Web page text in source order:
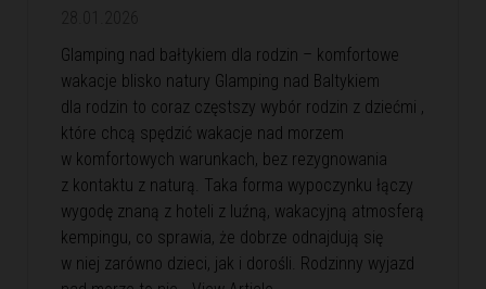
Glamping nad bałtykiem dla rodzin – komfortowe
wakacje blisko natury Glamping nad Baltykiem
dla rodzin to coraz częstszy wybór rodzin z dziećmi ,
które chcą spędzić wakacje nad morzem
w komfortowych warunkach, bez rezygnowania
z kontaktu z naturą. Taka forma wypoczynku łączy
wygodę znaną z hoteli z luźną, wakacyjną atmosferą
kempingu, co sprawia, że dobrze odnajdują się
w niej zarówno dzieci, jak i dorośli. Rodzinny wyjazd